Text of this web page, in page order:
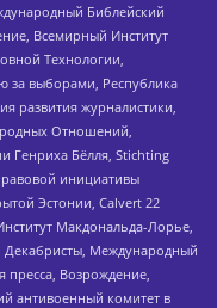
Библейский
Всемирный Институт
Технологии,
за выборами, Республика
журналистики,
Отношений,
Бёлля, Stichting
инициативы
Эстонии, Calvert 22
Макдональда-Лорье,
Декабристы, Международный
Возрождение,
антивоенный комитет в